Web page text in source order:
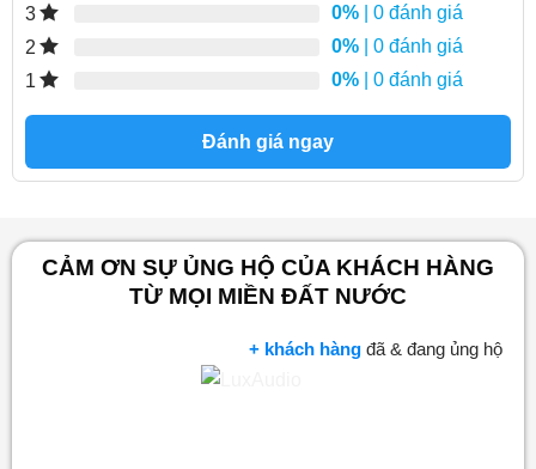
3
0% | 0 đánh giá
2
0% | 0 đánh giá
1
0% | 0 đánh giá
Đánh giá ngay
CẢM ƠN SỰ ỦNG HỘ CỦA KHÁCH HÀNG
TỪ MỌI MIỀN ĐẤT NƯỚC
+ khách hàng đã & đang ủng hộ